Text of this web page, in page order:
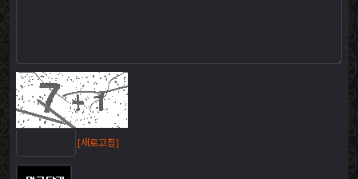
[새로고침]